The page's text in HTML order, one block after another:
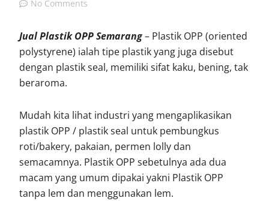
No Comments
Jual Plastik OPP Semarang– Plastik OPP (oriented
polystyrene) ialah tipe plastik yang juga disebut
dengan plastik seal, memiliki sifat kaku, bening, tak
beraroma.
Mudah kita lihat industri yang mengaplikasikan
plastik OPP / plastik seal untuk pembungkus
roti/bakery, pakaian, permen lolly dan
semacamnya. Plastik OPP sebetulnya ada dua
macam yang umum dipakai yakni Plastik OPP
tanpa lem dan menggunakan lem.